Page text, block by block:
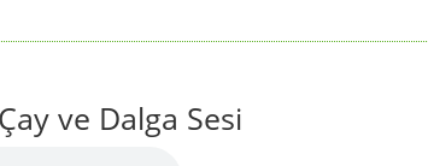
ve Dalga Sesi